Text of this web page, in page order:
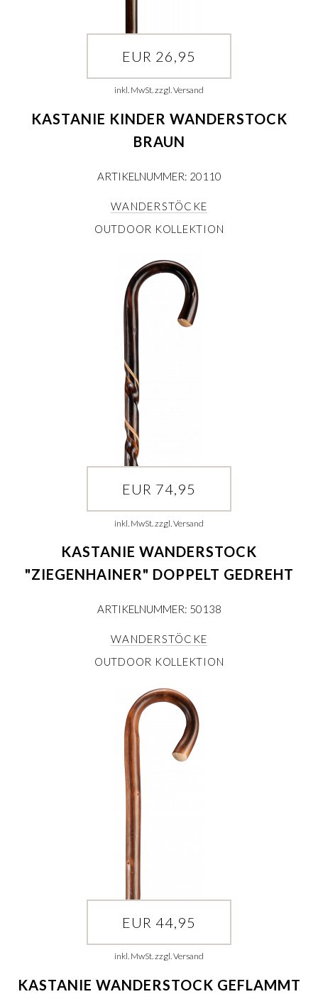
EUR 26,95
inkl. MwSt. zzgl. Versand
KASTANIE KINDER WANDERSTOCK
BRAUN
ARTIKELNUMMER: 20110
WANDERSTÖCKE
OUTDOOR KOLLEKTION
EUR 74,95
inkl. MwSt. zzgl. Versand
KASTANIE WANDERSTOCK
"ZIEGENHAINER" DOPPELT GEDREHT
ARTIKELNUMMER: 50138
WANDERSTÖCKE
OUTDOOR KOLLEKTION
EUR 44,95
inkl. MwSt. zzgl. Versand
KASTANIE WANDERSTOCK GEFLAMMT